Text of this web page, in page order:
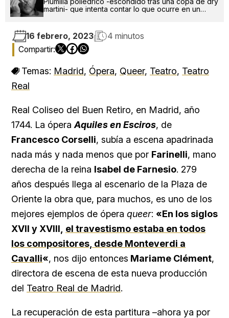
martini- que intenta contar lo que ocurre en un
16 febrero, 2023 4 minutos
Temas: Madrid, Ópera, Queer, Teatro, Teatro
Real
Real Coliseo del Buen Retiro, en Madrid, año
1744. La ópera Aquiles en Esciros, de
Francesco Corselli, subía a escena apadrinada
nada más y nada menos que por Farinelli, mano
derecha de la reina Isabel de Farnesio. 279
años después llega al escenario de la Plaza de
Oriente la obra que, para muchos, es uno de los
mejores ejemplos de ópera queer: «En los siglos
XVII y XVIII, el travestismo estaba en todos
los compositores, desde Monteverdi a
Cavalli«, nos dijo entonces Mariame Clément,
directora de escena de esta nueva producción
del Teatro Real de Madrid.
La recuperación de esta partitura –ahora ya por